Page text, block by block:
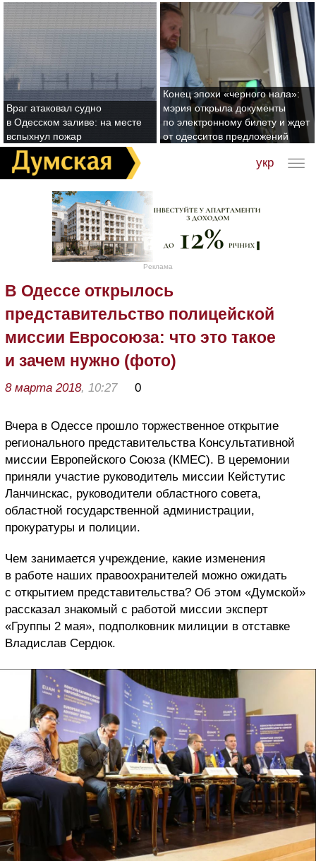
Враг атаковал судно
в Одесском заливе: на месте
вспыхнул пожар
Конец эпохи «черного нала»:
мэрия открыла документы
по электронному билету и ждет
от одесситов предложений
укр
Реклама
В Одессе открылось
представительство полицейской
миссии Евросоюза: что это такое
и зачем нужно (фото)
8 марта 2018, 10:27 0
Вчера в Одессе прошло торжественное открытие
регионального представительства Консультативной
миссии Европейского Союза (КМЕС). В церемонии
приняли участие руководитель миссии Кейстутис
Ланчинскас, руководители областного совета,
областной государственной администрации,
прокуратуры и полиции.
Чем занимается учреждение, какие изменения
в работе наших правоохранителей можно ожидать
с открытием представительства? Об этом «Думской»
рассказал знакомый с работой миссии эксперт
«Группы 2 мая», подполковник милиции в отставке
Владислав Сердюк.